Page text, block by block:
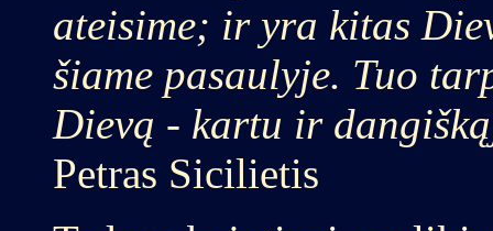
ateisime; ir yra kitas
šiame pasaulyje. Tuo
Dievą - kartu ir
Petras Sicilietis